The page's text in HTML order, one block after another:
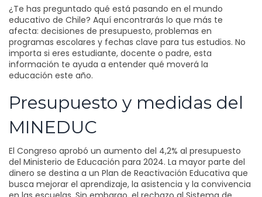
¿Te has preguntado qué está pasando en el mundo
educativo de Chile? Aquí encontrarás lo que más te
afecta: decisiones de presupuesto, problemas en
programas escolares y fechas clave para tus estudios. No
importa si eres estudiante, docente o padre, esta
información te ayuda a entender qué moverá la
educación este año.
Presupuesto y medidas del
MINEDUC
El Congreso aprobó un aumento del 4,2% al presupuesto
del Ministerio de Educación para 2024. La mayor parte del
dinero se destina a un Plan de Reactivación Educativa que
busca mejorar el aprendizaje, la asistencia y la convivencia